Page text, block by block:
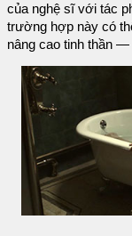
của nghệ sĩ với tác
trường hợp này có
nâng cao tinh thần